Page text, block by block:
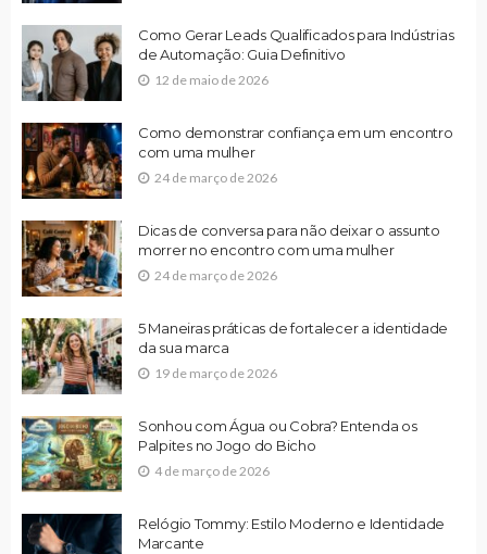
Como Gerar Leads Qualificados para Indústrias
de Automação: Guia Definitivo
12 de maio de 2026
Como demonstrar confiança em um encontro
com uma mulher
24 de março de 2026
Dicas de conversa para não deixar o assunto
morrer no encontro com uma mulher
24 de março de 2026
5 Maneiras práticas de fortalecer a identidade
da sua marca
19 de março de 2026
Sonhou com Água ou Cobra? Entenda os
Palpites no Jogo do Bicho
4 de março de 2026
Relógio Tommy: Estilo Moderno e Identidade
Marcante